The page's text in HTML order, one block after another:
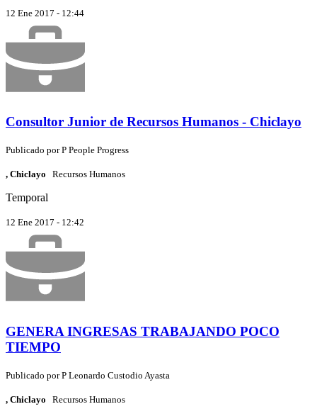
12 Ene 2017 - 12:44
Consultor Junior de Recursos Humanos - Chiclayo
Publicado porP People Progress
, Chiclayo Recursos Humanos
Temporal
12 Ene 2017 - 12:42
GENERA INGRESAS TRABAJANDO POCO
TIEMPO
Publicado porP Leonardo Custodio Ayasta
, Chiclayo Recursos Humanos